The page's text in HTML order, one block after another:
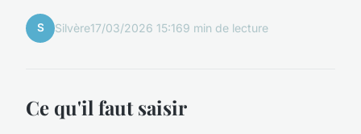
S Silvère17/03/2026 15:169 min de lecture
Ce qu'il faut saisir